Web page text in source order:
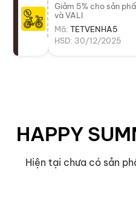
Giảm 5% cho sản
và VALI
Mã: TETVENHA5
HSD: 30/12/2025
HAPPY
Hiện tại chưa có sản